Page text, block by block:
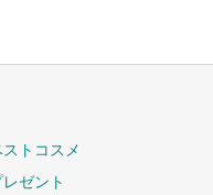
ストコスメ
レゼント